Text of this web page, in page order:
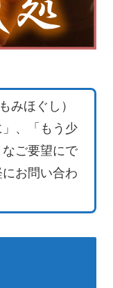
みほぐし）
、「もう少
ご要望にで
お問い合わ